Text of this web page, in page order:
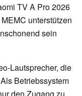
TV A Pro 2026
unterstützen
sein
Lautsprecher, die
Betriebssystem
den Zugang zu